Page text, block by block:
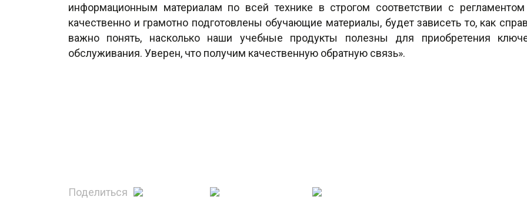
информационным материалам по всей технике в строгом соответствии с
качественно и грамотно подготовлены обучающие материалы, будет зависеть то, как
важно понять, насколько наши учебные продукты полезны для приобретения
обслуживания. Уверен, что получим качественную обратную связь».
Поделиться